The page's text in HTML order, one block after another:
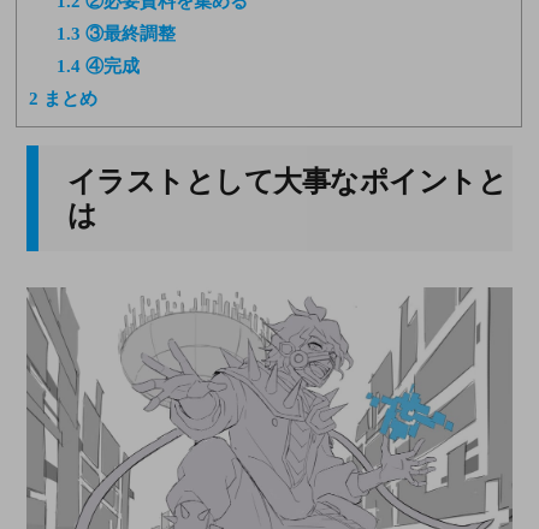
1.3 ③最終調整
1.4 ④完成
2 まとめ
イラストとして大事なポイントと
は